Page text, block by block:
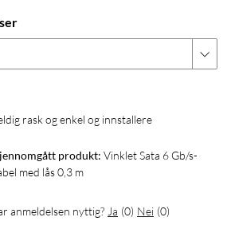
rask og enkel og innstallere
produkt: Vinklet Sata 6 Gb/s-
med lås 0,3 m
anmeldelsen nyttig? Ja (0) Nei (0)